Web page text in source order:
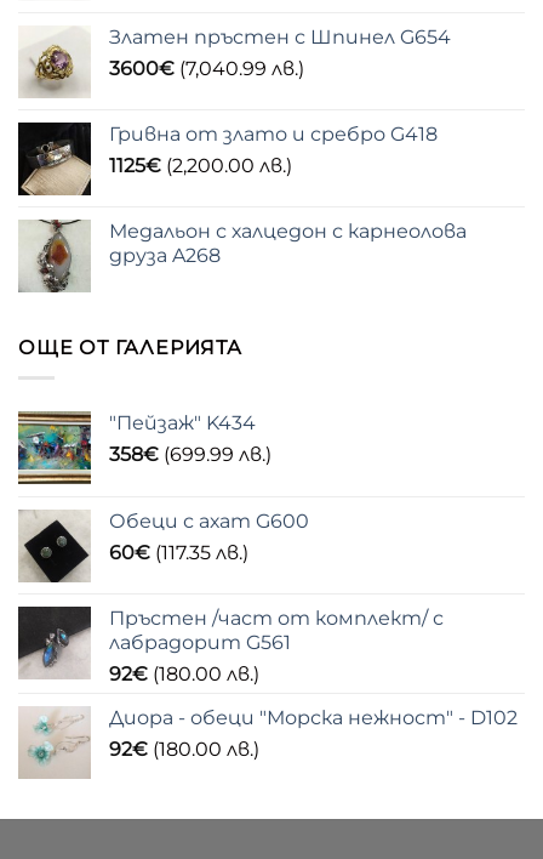
Златен пръстен с Шпинел G654
3600€ (7,040.99 лв.)
Гривна от злато и сребро G418
1125€ (2,200.00 лв.)
Медальон с халцедон с карнеолова
друза A268
ОЩЕ ОТ ГАЛЕРИЯТА
"Пейзаж" K434
358€ (699.99 лв.)
Обеци с ахат G600
60€ (117.35 лв.)
Пръстен /част от комплект/ с
лабрадорит G561
92€ (180.00 лв.)
Диора - обеци "Морска нежност" - D102
92€ (180.00 лв.)